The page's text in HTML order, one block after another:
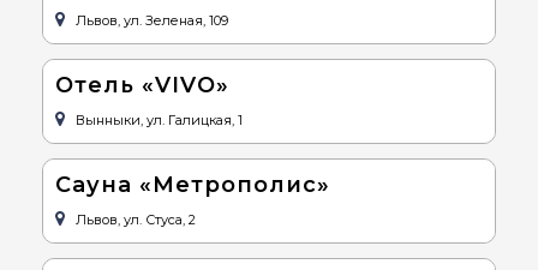
Львов, ул. Зеленая, 109
Отель «VIVO»
Вынныки, ул. Галицкая, 1
Сауна «Метрополис»
Львов, ул. Стуса, 2